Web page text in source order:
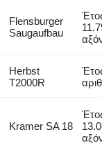
Flensburger
Saugaufbau
Herbst
T2000R
Kramer SA 18